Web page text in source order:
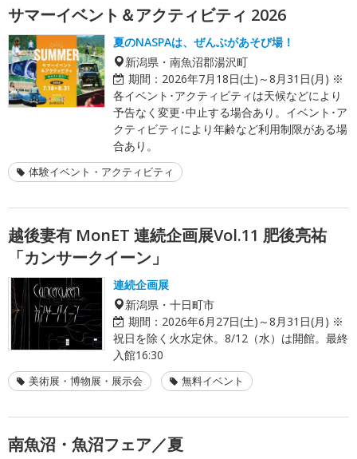
サマーイベント＆アクティビティ 2026
夏のNASPAは、ぜんぶがあそび場！
新潟県・南魚沼郡湯沢町
期間： 2026年7月18日(土)～8月31日(月) ※
各イベント･アクティビティは天候などにより
予告なく変更･中止する場合あり。イベント･ア
クティビティにより年齢など利用制限がある場
合あり。
体験イベント・アクティビティ
越後妻有 MonET 連続企画展Vol.11 肥後亮祐
「カンサークイーン」
連続企画展
新潟県・十日町市
期間： 2026年6月27日(土)～8月31日(月) ※
祝日を除く火水定休。8/12（水）は開館。最終
入館16:30
美術展・博物展・展示会 無料イベント
南魚沼・魚沼フェア／夏